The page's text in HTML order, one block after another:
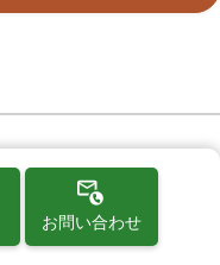
お問い合わせ